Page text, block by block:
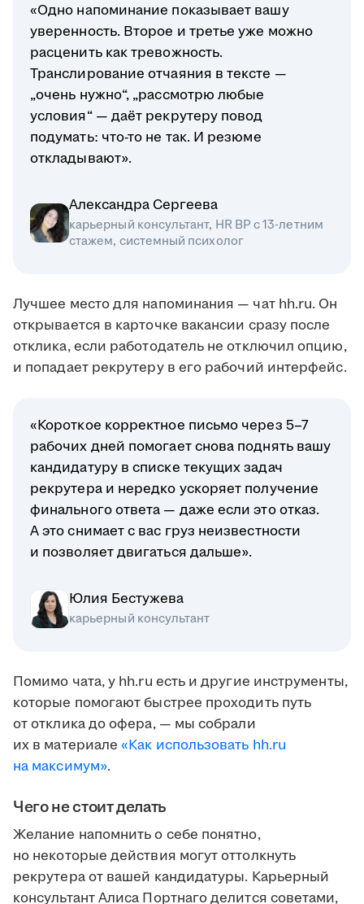
«Одно напоминание показывает вашу
уверенность. Второе и третье уже можно
расценить как тревожность.
Транслирование отчаяния в тексте —
„очень нужно“, „рассмотрю любые
условия“ — даёт рекрутеру повод
подумать: что-то не так. И резюме
откладывают».
Александра Сергеева
карьерный консультант, HR BP с 13-летним
стажем, системный психолог
Лучшее место для напоминания — чат hh.ru. Он
открывается в карточке вакансии сразу после
отклика, если работодатель не отключил опцию,
и попадает рекрутеру в его рабочий интерфейс.
«Короткое корректное письмо через 5–7
рабочих дней помогает снова поднять вашу
кандидатуру в списке текущих задач
рекрутера и нередко ускоряет получение
финального ответа — даже если это отказ.
А это снимает с вас груз неизвестности
и позволяет двигаться дальше».
Юлия Бестужева
карьерный консультант
Помимо чата, у hh.ru есть и другие инструменты,
которые помогают быстрее проходить путь
от отклика до офера, — мы собрали
их в материале«Как использовать hh.ru
на максимум».
Чего не стоит делать
Желание напомнить о себе понятно,
но некоторые действия могут оттолкнуть
рекрутера от вашей кандидатуры. Карьерный
консультант Алиса Портнаго делится советами,